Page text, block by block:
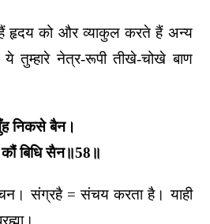
को और व्याकुल करते हैं अन्य
तुम्हारे नेत्र-रूपी तीखे-चोखे बाण
निकसे बैन।
कौं बिधि सैन॥58॥
संग्रहै = संचय करता है। याही